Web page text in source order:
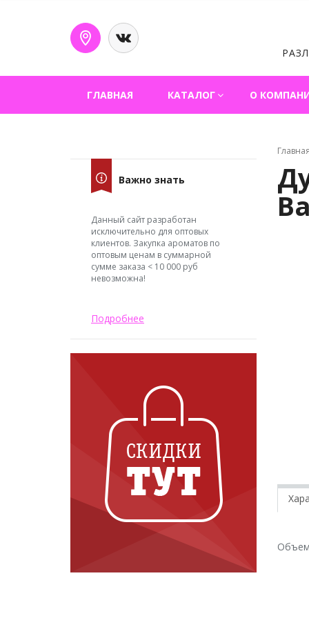
ГЛАВНАЯ КАТАЛОГ О
Важно знать
Данный сайт разработан
исключительно для оптовых
клиентов. Закупка ароматов по
оптовым ценам в суммарной
сумме заказа < 10 000 руб
невозможна!
Подробнее